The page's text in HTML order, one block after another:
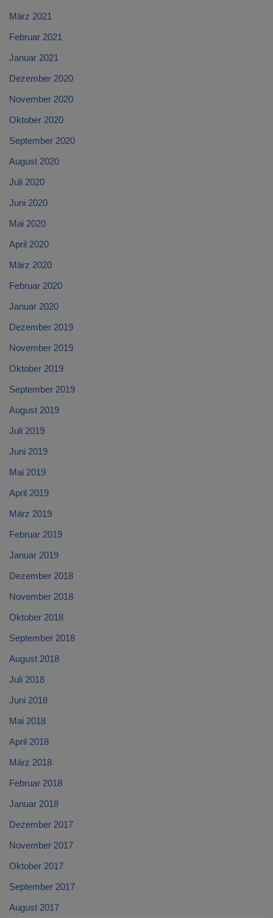
März 2021
Februar 2021
Januar 2021
Dezember 2020
November 2020
Oktober 2020
September 2020
August 2020
Juli 2020
Juni 2020
Mai 2020
April 2020
März 2020
Februar 2020
Januar 2020
Dezember 2019
November 2019
Oktober 2019
September 2019
August 2019
Juli 2019
Juni 2019
Mai 2019
April 2019
März 2019
Februar 2019
Januar 2019
Dezember 2018
November 2018
Oktober 2018
September 2018
August 2018
Juli 2018
Juni 2018
Mai 2018
April 2018
März 2018
Februar 2018
Januar 2018
Dezember 2017
November 2017
Oktober 2017
September 2017
August 2017